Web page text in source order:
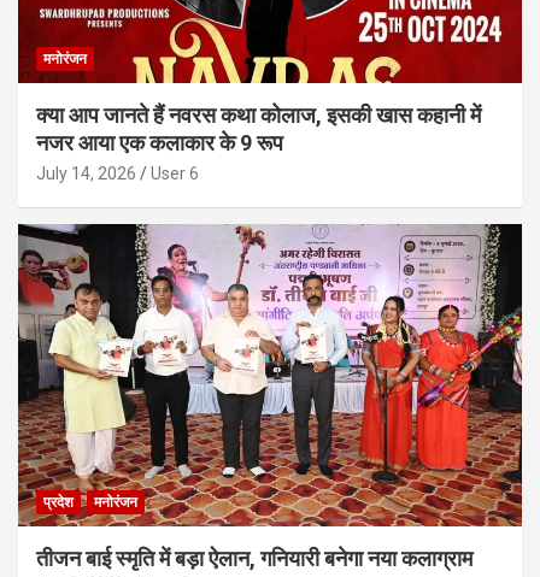
मनोरंजन
क्या आप जानते हैं नवरस कथा कोलाज, इसकी खास कहानी में
नजर आया एक कलाकार के 9 रूप
July 14, 2026 User 6
प्रदेश मनोरंजन
तीजन बाई स्मृति में बड़ा ऐलान, गनियारी बनेगा नया कलाग्राम